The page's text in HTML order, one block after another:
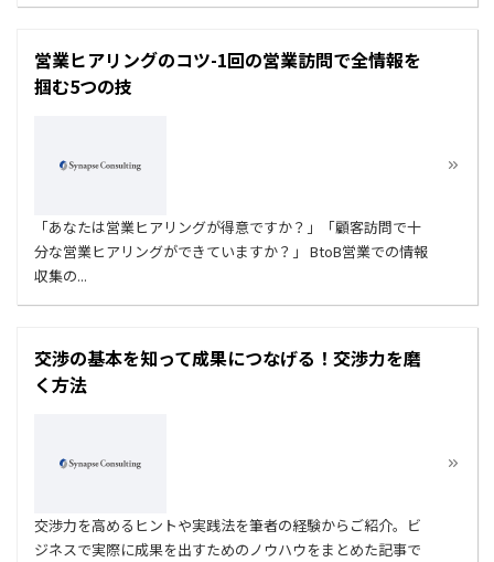
営業ヒアリングのコツ-1回の営業訪問で全情報を
掴む5つの技
「あなたは営業ヒアリングが得意ですか？」「顧客訪問で十
分な営業ヒアリングができていますか？」 BtoB営業での情報
収集の...
交渉の基本を知って成果につなげる！交渉力を磨
く方法
交渉力を高めるヒントや実践法を筆者の経験からご紹介。ビ
ジネスで実際に成果を出すためのノウハウをまとめた記事で